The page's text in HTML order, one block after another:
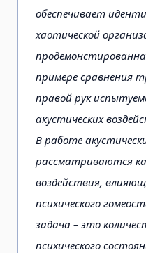
обеспечивает
хаотической
примере сравнения
правой рук
акустических
В работе
рассматриваются
воздействия,
психического
задача – это
психического